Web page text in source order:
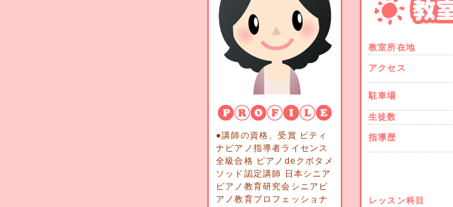
●講師の資格、受賞 ピティ
ナピアノ指導者ライセンス
全級合格 ピアノdeクボタメ
ソッド認定講師 日本シニア
ピアノ教育研究会シニアピ
アノ教育プロフェッショナ
教室所在地
アクセス
駐車場
生徒数
指導歴
レッスン科目